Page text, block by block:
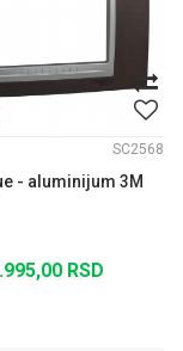
SC2568
- aluminijum 3M
RSD